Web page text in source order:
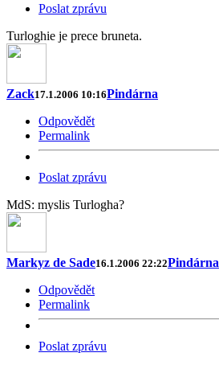
Poslat zprávu
Turloghie je prece bruneta.
Zack17.1.2006 10:16Pindárna
Odpovědět
Permalink
Poslat zprávu
MdS: myslis Turlogha?
Markyz de Sade16.1.2006 22:22Pindárna
Odpovědět
Permalink
Poslat zprávu